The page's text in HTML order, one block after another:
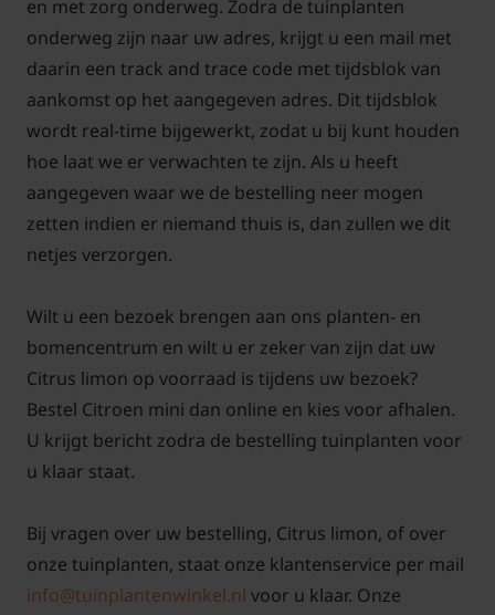
alleen om de vorm van de boom te behouden, maar
verbetert ook de kwaliteit van de bloemen en
vruchten. Snoei in het vroege voorjaar lange of
scheef groeiende takken licht in en dun de kroon zo
nodig iets uit, zodat licht en lucht overal bij kunnen.
Dit bevordert de bloei en draagt bij aan een goede
vruchtvorming.
in het voorjaar begint. Tijdens deze bloei verschijnen
er geurende bloemen, wat essentieel is voor de
vruchtvorming en het uiteindelijk vruchten dragen.
Zowel binnen als buiten kan de bloei plaatsvinden,
mits de verzorging optimaal is.
meststof voor Citrus- of kuipplanten en volg daarbij
de juiste dosering zoals aangegeven op de
verpakking. Citrus limon profiteert van bemesting
en met zorg onderweg. Zodra de tuinplanten
onderweg zijn naar uw adres, krijgt u een mail met
daarin een track and trace code met tijdsblok van
aankomst op het aangegeven adres. Dit tijdsblok
wordt real-time bijgewerkt, zodat u bij kunt houden
hoe laat we er verwachten te zijn. Als u heeft
aangegeven waar we de bestelling neer mogen
zetten indien er niemand thuis is, dan zullen we dit
netjes verzorgen.
Wilt u een bezoek brengen aan ons planten- en
bomencentrum en wilt u er zeker van zijn dat uw
Citrus limon op voorraad is tijdens uw bezoek?
Bestel Citroen mini dan online en kies voor afhalen.
U krijgt bericht zodra de bestelling tuinplanten voor
u klaar staat.
Bij vragen over uw bestelling, Citrus limon, of over
onze tuinplanten, staat onze klantenservice per mail
info@tuinplantenwinkel.nl voor u klaar. Onze